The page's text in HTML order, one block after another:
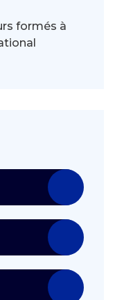
formés à